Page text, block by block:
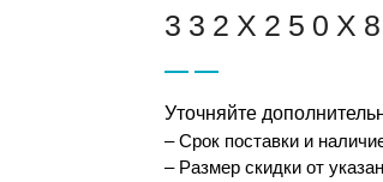
Уточняйте
– Срок поставки и
– Размер скидки от